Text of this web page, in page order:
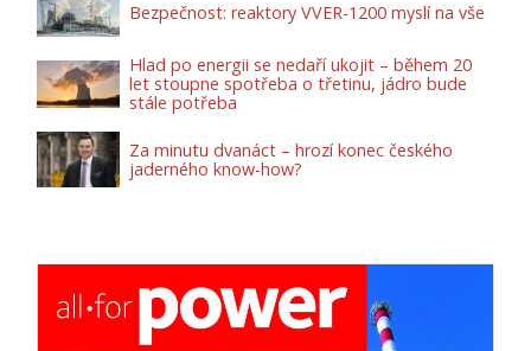
Bezpečnost: reaktory VVER-1200 myslí na vše
Hlad po energii se nedaří ukojit – během 20
let stoupne spotřeba o třetinu, jádro bude
stále potřeba
Za minutu dvanáct – hrozí konec českého
jaderného know-how?